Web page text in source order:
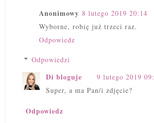
Anonimowy 8 lutego 2019 20:14
Wyborne, robię już trzeci raz.
Odpowiedz
Odpowiedzi
Di bloguje
9 lutego 2019
Super, a ma Pan/i zdjęcie?
Odpowiedz